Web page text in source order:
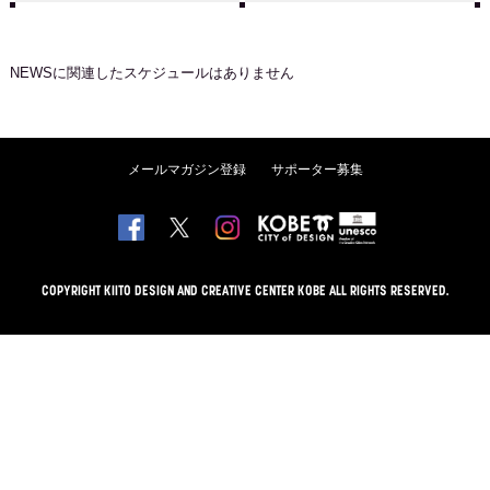
NEWSに関連したスケジュールはありません
メールマガジン登録 サポーター募集
COPYRIGHT KIITO DESIGN AND CREATIVE CENTER KOBE ALL RIGHTS RESERVED.